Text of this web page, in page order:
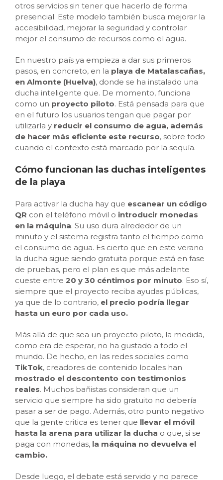
otros servicios sin tener que hacerlo de forma
presencial. Este modelo también busca mejorar la
accesibilidad, mejorar la seguridad y controlar
mejor el consumo de recursos como el agua.
En nuestro país ya empieza a dar sus primeros
pasos, en concreto, en la playa de Matalascañas,
en Almonte (Huelva), donde se ha instalado una
ducha inteligente que. De momento, funciona
como un proyecto piloto. Está pensada para que
en el futuro los usuarios tengan que pagar por
utilizarla y reducir el consumo de agua, además
de hacer más eficiente este recurso, sobre todo
cuando el contexto está marcado por la sequía.
Cómo funcionan las duchas inteligentes
de la playa
Para activar la ducha hay que escanear un código
QR con el teléfono móvil o introducir monedas
en la máquina. Su uso dura alrededor de un
minuto y el sistema registra tanto el tiempo como
el consumo de agua. Es cierto que en este verano
la ducha sigue siendo gratuita porque está en fase
de pruebas, pero el plan es que más adelante
cueste entre 20 y 30 céntimos por minuto. Eso sí,
siempre que el proyecto reciba ayudas públicas,
ya que de lo contrario, el precio podría llegar
hasta un euro por cada uso.
Más allá de que sea un proyecto piloto, la medida,
como era de esperar, no ha gustado a todo el
mundo. De hecho, en las redes sociales como
TikTok, creadores de contenido locales han
mostrado el descontento con testimonios
reales. Muchos bañistas consideran que un
servicio que siempre ha sido gratuito no debería
pasar a ser de pago. Además, otro punto negativo
que la gente critica es tener que llevar el móvil
hasta la arena para utilizar la ducha o que, si se
paga con monedas, la máquina no devuelva el
cambio.
Desde luego, el debate está servido y no parece